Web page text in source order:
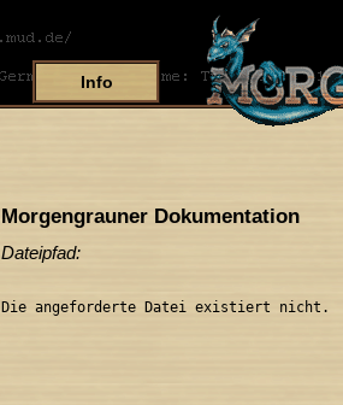
Info
Morgengrauner Dokumentation
Dateipfad:
Die angeforderte Datei existiert nicht.